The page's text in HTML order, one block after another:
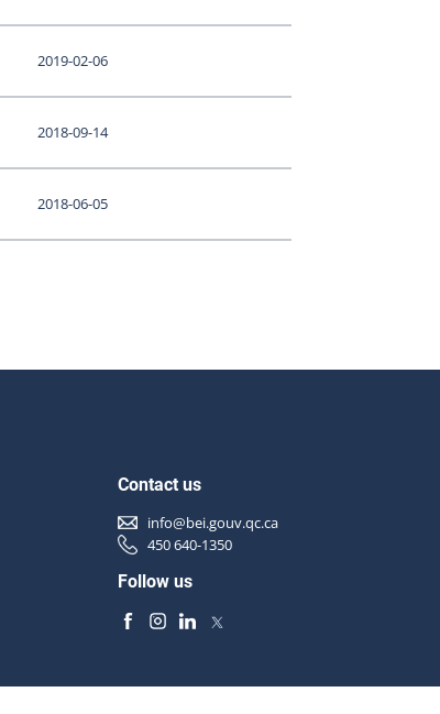
2019-02-06
2018-09-14
2018-06-05
Contact us
info@bei.gouv.qc.ca
450 640-1350
Follow us